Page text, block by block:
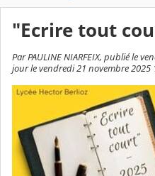
"Ecrire tout
Par PAULINE NIARFEIX, publié le
jour le vendredi 21 novembre 2025